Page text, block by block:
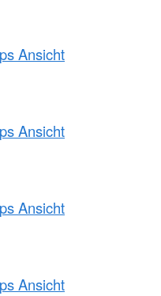
Ansicht
Ansicht
Ansicht
Ansicht